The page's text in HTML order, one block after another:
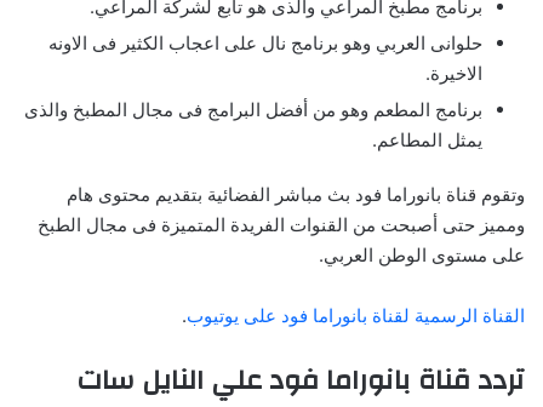
برنامج مطبخ المراعي والذى هو تابع لشركة المراعي.
حلوانى العربي وهو برنامج نال على اعجاب الكثير فى الاونه
الاخيرة.
برنامج المطعم وهو من أفضل البرامج فى مجال المطبخ والذى
يمثل المطاعم.
وتقوم قناة بانوراما فود بث مباشر الفضائية بتقديم محتوى هام
ومميز حتى أصبحت من القنوات الفريدة المتميزة فى مجال الطبخ
على مستوى الوطن العربي.
القناة الرسمية لقناة بانوراما فود على يوتيوب.
تردد قناة بانوراما فود علي النايل سات